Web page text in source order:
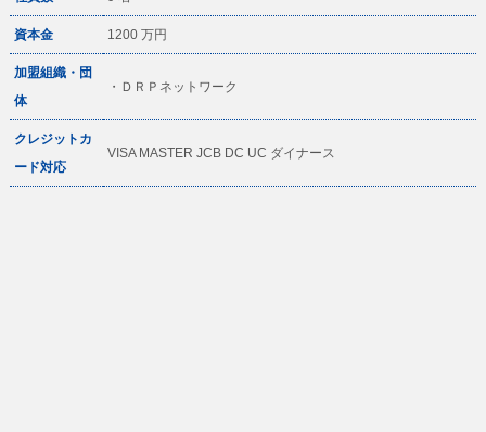
資本金 1200 万円
加盟組織・団
体
・ＤＲＰネットワーク
クレジットカ
ード対応
VISA MASTER JCB DC UC ダイナース